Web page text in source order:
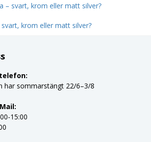
– svart, krom eller matt silver?
krom eller matt silver?
har sommarstängt 22/6–3/8
15:00